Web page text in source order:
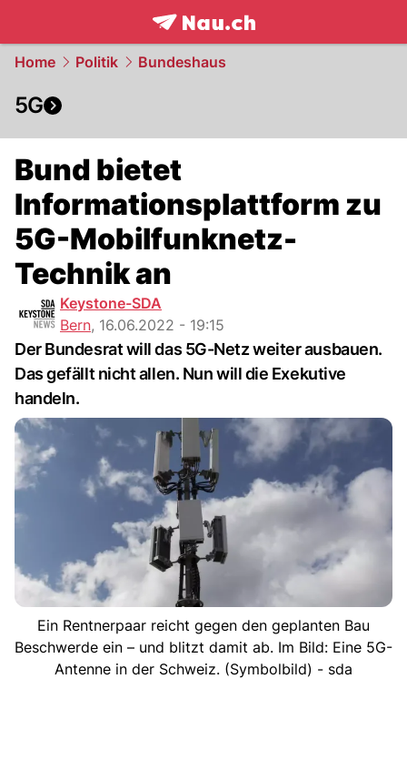
frontpage.NAU.ch
Home Politik Bundeshaus
5G
Bund bietet
Informationsplattform zu
5G-Mobilfunknetz-
Technik an
Keystone-SDA
Bern, 16.06.2022 - 19:15
Der Bundesrat will das 5G-Netz weiter ausbauen.
Das gefällt nicht allen. Nun will die Exekutive
handeln.
Ein Rentnerpaar reicht gegen den geplanten Bau
Beschwerde ein – und blitzt damit ab. Im Bild: Eine 5G-
Antenne in der Schweiz. (Symbolbild) - sda